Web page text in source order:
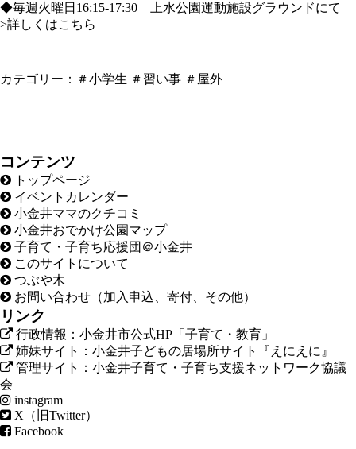
◆毎週火曜日16:15-17:30 上水公園運動施設グラウンドにて
>詳しくはこちら
カテゴリー： ＃小学生 ＃習い事 ＃屋外
コンテンツ
トップページ
イベントカレンダー
小金井ママのクチコミ
小金井おでかけ公園マップ
子育て・子育ち応援団＠小金井
このサイトについて
つぶや木
お問い合わせ（加入申込、寄付、その他）
リンク
行政情報：小金井市公式HP「子育て・教育」
姉妹サイト：小金井子どもの居場所サイト『えにえに』
管理サイト：小金井子育て・子育ち支援ネットワーク協議
会
instagram
X（旧Twitter）
Facebook